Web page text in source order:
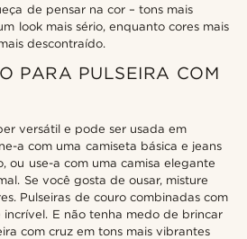
de pensar na cor – tons mais
look mais sério, enquanto cores mais
descontraído.
PARA PULSEIRA COM
versátil e pode ser usada em
a com uma camiseta básica e jeans
ou use-a com uma camisa elegante
Se você gosta de ousar, misture
Pulseiras de couro combinadas com
incrível. E não tenha medo de brincar
com cruz em tons mais vibrantes